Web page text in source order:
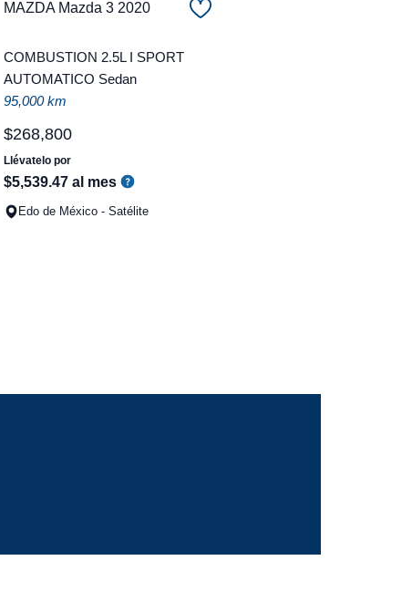
MAZDA Mazda 3 2020
COMBUSTION 2.5L I SPORT
AUTOMATICO Sedan
95,000 km
$268,800
Llévatelo por
$5,539.47 al mes
Edo de México - Satélite